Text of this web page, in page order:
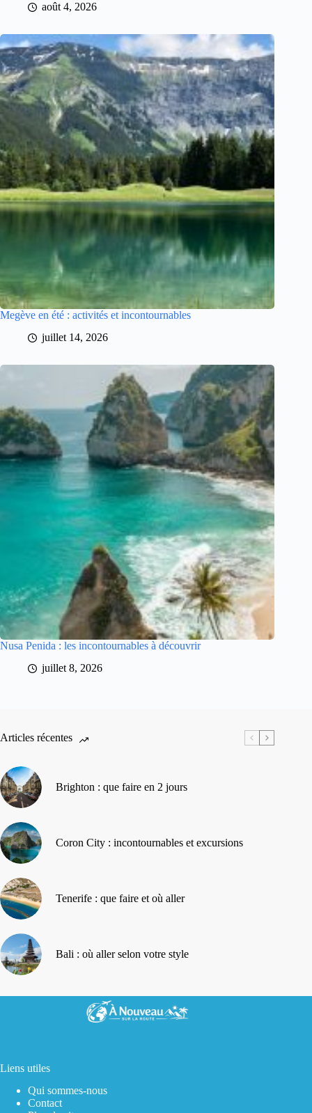
août 4, 2026
Megève en été : activités et incontournables
juillet 14, 2026
Nusa Penida : les incontournables à découvrir
juillet 8, 2026
Articles récentes
Brighton : que faire en 2 jours
Coron City : incontournables et excursions
Tenerife : que faire et où aller
Bali : où aller selon votre style
Liens utiles
Qui sommes-nous
Contact